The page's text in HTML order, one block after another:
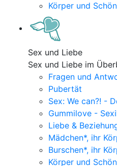
Körper und
Sex und Liebe
Sex und Liebe im
Fragen und
Pubertät
Sex: We can?! -
Gummilove -
Liebe &
Mädchen*, ihr
Burschen*, ihr
Körper und